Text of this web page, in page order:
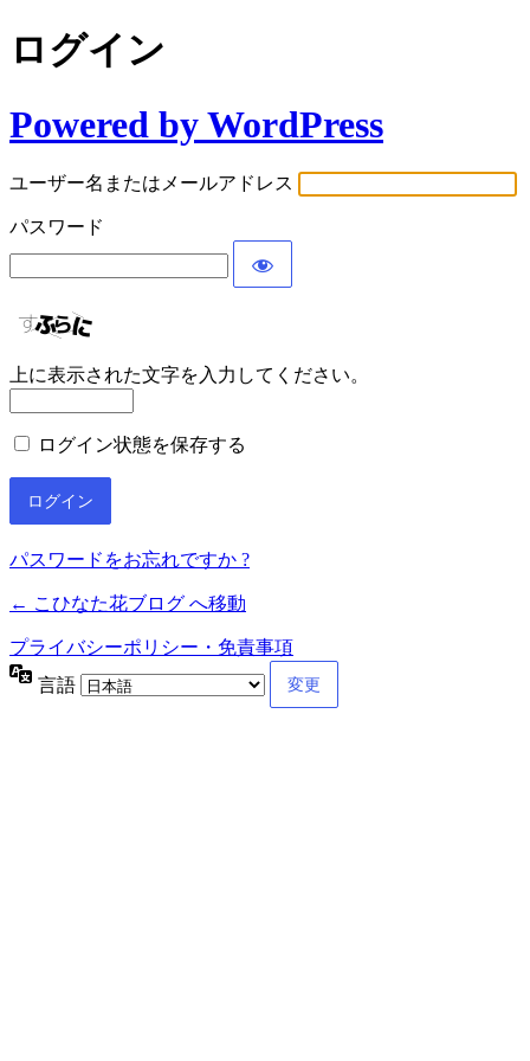
ログイン
Powered by WordPress
ユーザー名またはメールアドレス
パスワード
上に表示された文字を入力してください。
ログイン状態を保存する
パスワードをお忘れですか ?
← こひなた花ブログ へ移動
プライバシーポリシー・免責事項
言語